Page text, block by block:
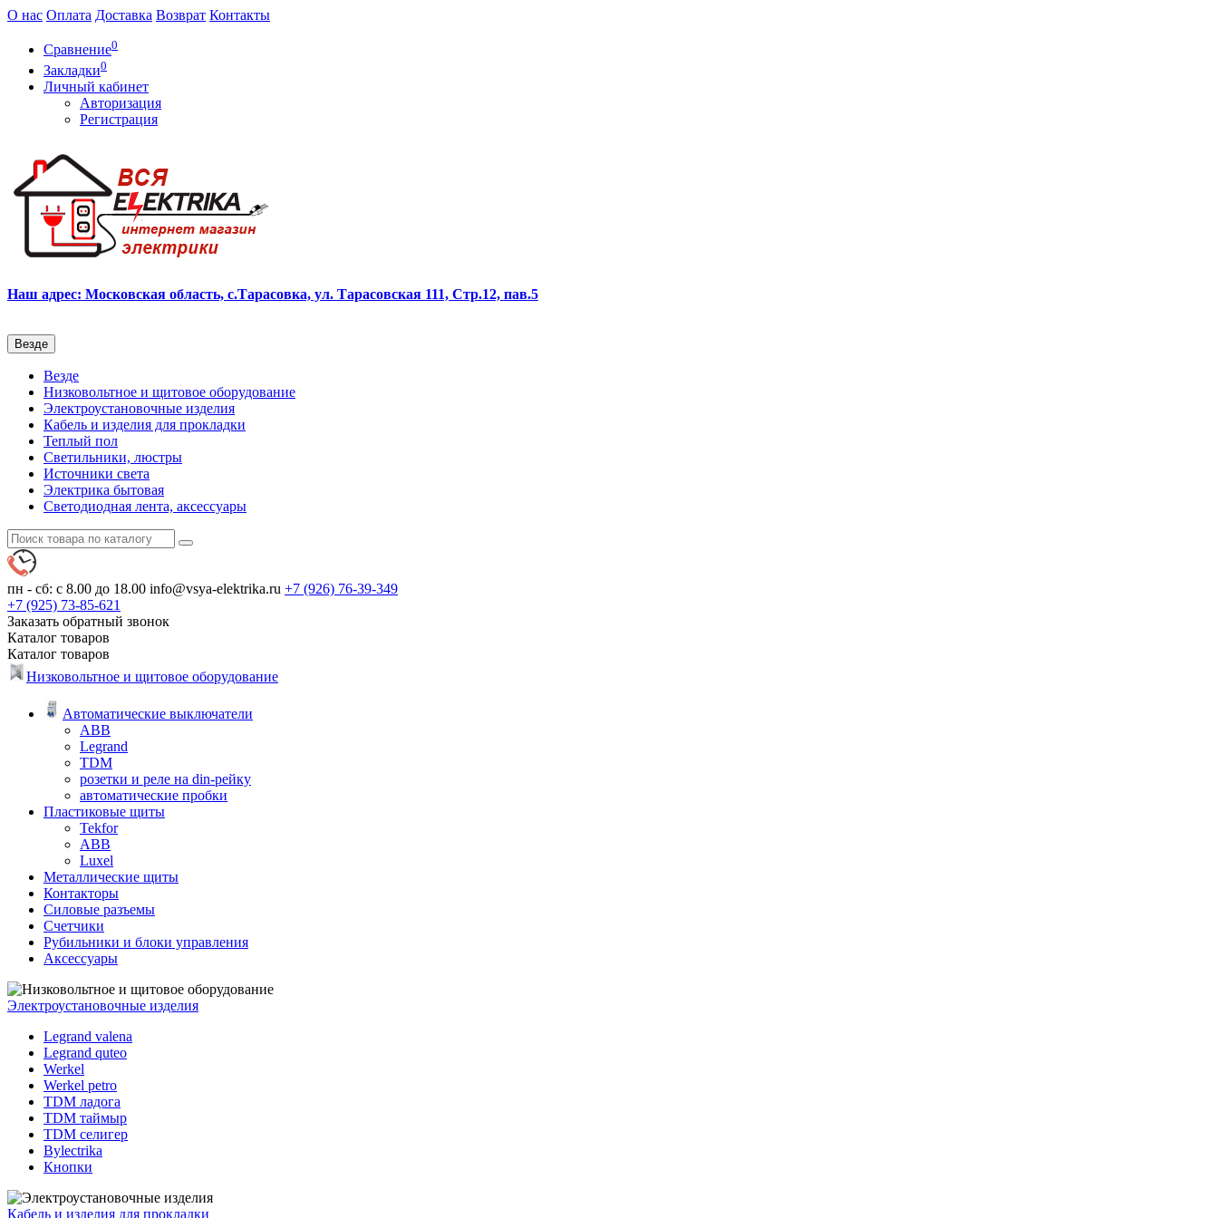
О нас Оплата Доставка Возврат Контакты
Сравнение0
Закладки0
Личный кабинет
Авторизация
Регистрация
Наш адрес: Московская область, с.Тарасовка, ул. Тарасовская 111, Стр.12, пав.5
Везде
Везде
Низковольтное и щитовое оборудование
Электроустановочные изделия
Кабель и изделия для прокладки
Теплый пол
Светильники, люстры
Источники света
Электрика бытовая
Светодиодная лента, аксессуары
пн - сб: с 8.00 до 18.00 info@vsya-elektrika.ru +7 (926) 76-39-349
+7 (925) 73-85-621
Заказать обратный звонок
Каталог товаров
Каталог товаров
Низковольтное и щитовое оборудование
Автоматические выключатели
ABB
Legrand
TDM
розетки и реле на din-рейку
автоматические пробки
Пластиковые щиты
Tekfor
ABB
Luxel
Металлические щиты
Контакторы
Силовые разъемы
Счетчики
Рубильники и блоки управления
Аксессуары
Электроустановочные изделия
Legrand valena
Legrand quteo
Werkel
Werkel petro
TDM ладога
TDM таймыр
TDM селигер
Bylectrika
Кнопки
Кабель и изделия для прокладки